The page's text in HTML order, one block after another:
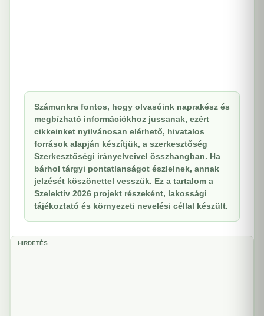
Számunkra fontos, hogy olvasóink naprakész és
megbízható információkhoz jussanak, ezért
cikkeinket nyilvánosan elérhető, hivatalos
források alapján készítjük, a szerkesztőség
Szerkesztőségi irányelveivel összhangban. Ha
bárhol tárgyi pontatlanságot észlelnek, annak
jelzését köszönettel vesszük. Ez a tartalom a
Szelektiv 2026 projekt részeként, lakossági
tájékoztató és környezeti nevelési céllal készült.
HIRDETÉS